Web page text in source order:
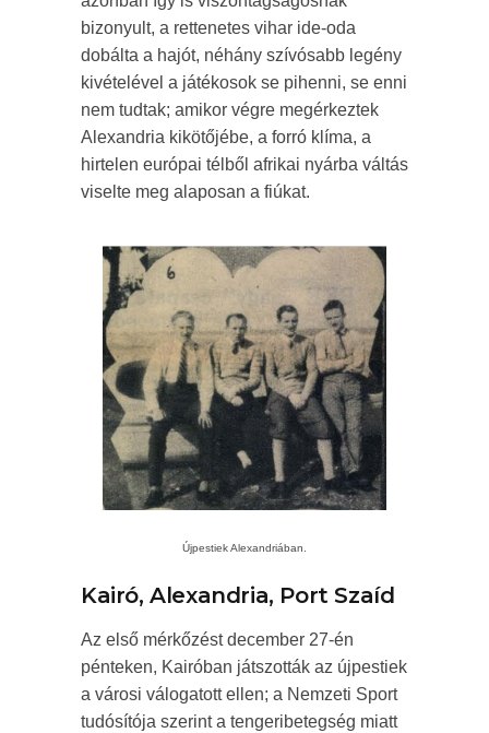
bizonyult, a rettenetes vihar ide-oda
dobálta a hajót, néhány szívósabb legény
kivételével a játékosok se pihenni, se enni
nem tudtak; amikor végre megérkeztek
Alexandria kikötőjébe, a forró klíma, a
hirtelen európai télből afrikai nyárba váltás
viselte meg alaposan a fiúkat.
Újpestiek Alexandriában.
Kairó, Alexandria, Port Szaíd
Az első mérkőzést december 27-én
pénteken, Kairóban játszották az újpestiek
a városi válogatott ellen; a Nemzeti Sport
tudósítója szerint a tengeribetegség miatt